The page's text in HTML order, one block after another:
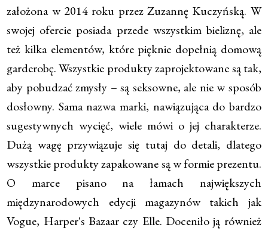
założona w 2014 roku przez Zuzannę Kuczyńską. W
swojej ofercie posiada przede wszystkim bieliznę, ale
też kilka elementów, które pięknie dopełnią domową
garderobę. Wszystkie produkty zaprojektowane są tak,
aby pobudzać zmysły – są seksowne, ale nie w sposób
dosłowny. Sama nazwa marki, nawiązująca do bardzo
sugestywnych wycięć, wiele mówi o jej charakterze.
Dużą wagę przywiązuje się tutaj do detali, dlatego
wszystkie produkty zapakowane są w formie prezentu.
O marce pisano na łamach największych
międzynarodowych edycji magazynów takich jak
Vogue, Harper's Bazaar czy Elle. Doceniło ją również